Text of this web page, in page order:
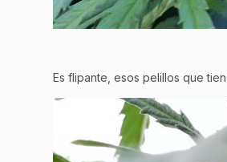
Es flipante, esos pelillos que